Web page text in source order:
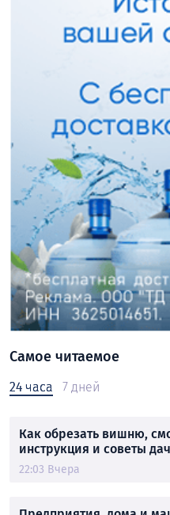
Самое читаемое
24 часа 7 дней
Как обрезать вишню,
инструкция и советы
22:03 Вчера